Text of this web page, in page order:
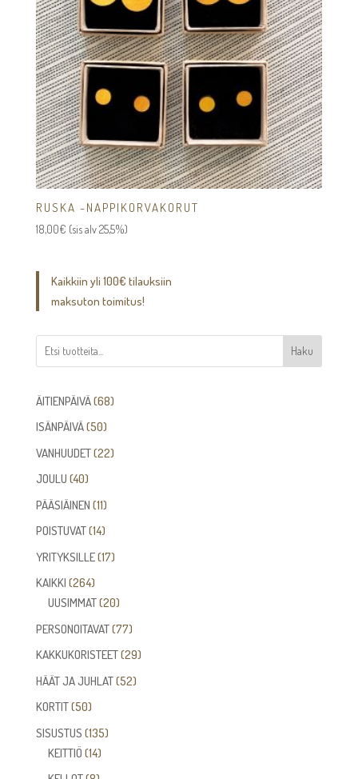
RUSKA -NAPPIKORVAKORUT
18,00€ (sis alv 25,5%)
Kaikkiin yli 100€ tilauksiin
maksuton toimitus!
Haku
ÄITIENPÄIVÄ 6868
ISÄNPÄIVÄ 5050
tuotetta
VANHUUDET 2222
JOULU 4040
tuotetta
PÄÄSIÄINEN 1111
tuotetta
POISTUVAT 1414
tuotetta
YRITYKSILLE 1717
KAIKKI 264264
tuotetta
UUSIMMAT 2020
tuotetta
PERSONOITAVAT 7777
tuotetta
KAKKUKORISTEET 2929
HÄÄT JA JUHLAT 5252
KORTIT 5050
tuotetta
SISUSTUS 135135
KEITTIÖ 1414
tuotetta